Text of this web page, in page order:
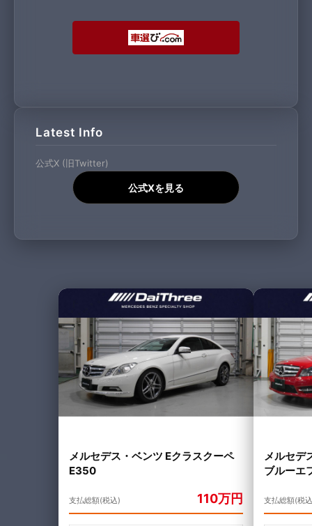
Latest Info
公式X (旧Twitter)
公式Xを見る
メルセデス・ベンツ Eクラスクーペ
E350
支払総額(税込) 110万円
メルセデ
ブルーエ
支払総額(税